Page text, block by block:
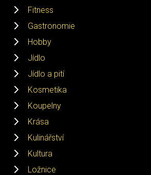
Fitness
Gastronomie
Hobby
Jídlo
Jídlo a pití
Kosmetika
Koupelny
Krása
Kulinářství
Kultura
Ložnice